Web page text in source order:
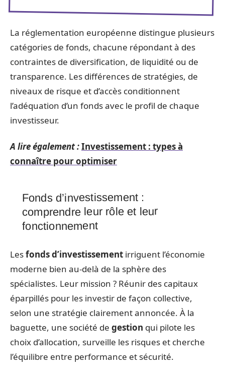
La réglementation européenne distingue plusieurs
catégories de fonds, chacune répondant à des
contraintes de diversification, de liquidité ou de
transparence. Les différences de stratégies, de
niveaux de risque et d’accès conditionnent
l’adéquation d’un fonds avec le profil de chaque
investisseur.
A lire également :Investissement : types à
connaître pour optimiser
Fonds d’investissement :
comprendre leur rôle et leur
fonctionnement
Lesfonds d’investissement irriguent l’économie
moderne bien au-delà de la sphère des
spécialistes. Leur mission ? Réunir des capitaux
éparpillés pour les investir de façon collective,
selon une stratégie clairement annoncée. À la
baguette, une société de gestion qui pilote les
choix d’allocation, surveille les risques et cherche
l’équilibre entre performance et sécurité.